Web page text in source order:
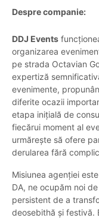
Despre companie:
DDJ Events
organizarea
pe strada Octavian
expertiză
evenimente,
diferite ocazii
etapa inițială de
fiecărui moment al
urmărește să ofere
derularea fără
Misiunea agenției
DA, ne ocupăm noi
persistent de a
deosebithă și festivă.